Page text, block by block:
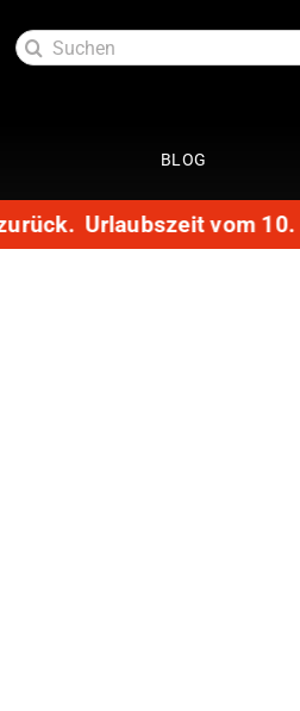
Suche
nach:
4 Zylinder
6 Zylinder
BLOG
Urlaubszeit vom 10.